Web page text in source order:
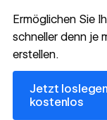
Ermöglichen Sie
schneller denn je
erstellen.
Jetzt
kostenlos
Jetzt loslegen –